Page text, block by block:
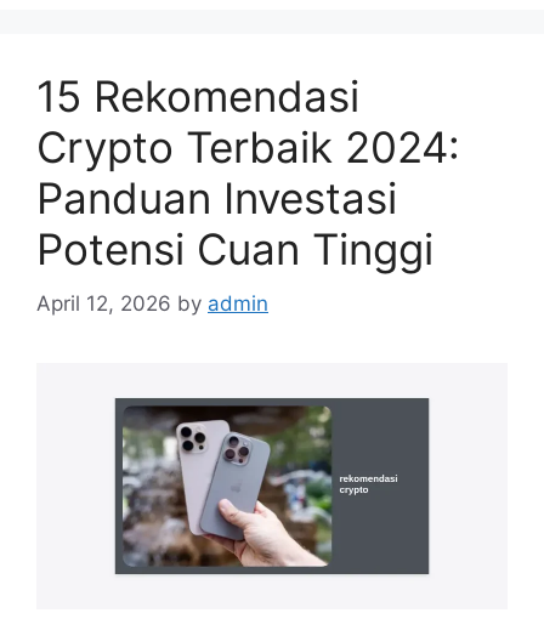
15 Rekomendasi
Crypto Terbaik 2024:
Panduan Investasi
Potensi Cuan Tinggi
April 12, 2026 by admin